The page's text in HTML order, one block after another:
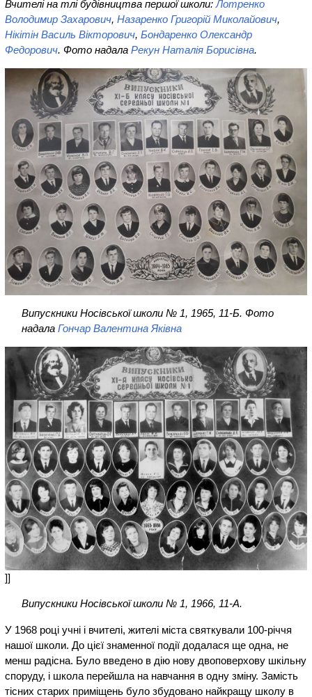
Вчителі на тлі будівництва першої школи: Лотренко
Володимир Захарович, Назаренко Григорій Миколайович,
Нікітін Василь Вікторович, Бондаренко Олександр
Федорович. Фото надала Рекун Наталія Борисівна.
Випускники Носівської школи № 1, 1965, 11-Б. Фото
надалаГончар Валентина Яківна
]]
Випускники Носівської школи № 1, 1966, 11-А.
У 1968 році учні і вчителі, жителі міста святкували 100-річчя
нашої школи. До цієї знаменної події додалася ще одна, не
менш радісна. Було введено в дію нову двоповерхову шкільну
споруду, і школа перейшла на навчання в одну зміну. Замість
тісних старих приміщень було збудовано найкращу школу в